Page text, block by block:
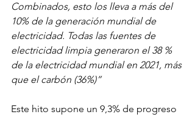
Combinados, esto los lleva a más del
10% de la generación mundial de
electricidad. Todas las fuentes de
electricidad limpia generaron el 38 %
de la electricidad mundial en 2021, más
que el carbón (36%)”
Este hito supone un 9,3% de progreso